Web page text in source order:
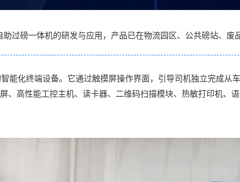
过磅一体机的研发与应用，产品已在物流园区、公共磅站、废
能化终端设备。它通过触摸屏操作界面，引导司机独立完成从
高性能工控主机、读卡器、二维码扫描模块、热敏打印机、